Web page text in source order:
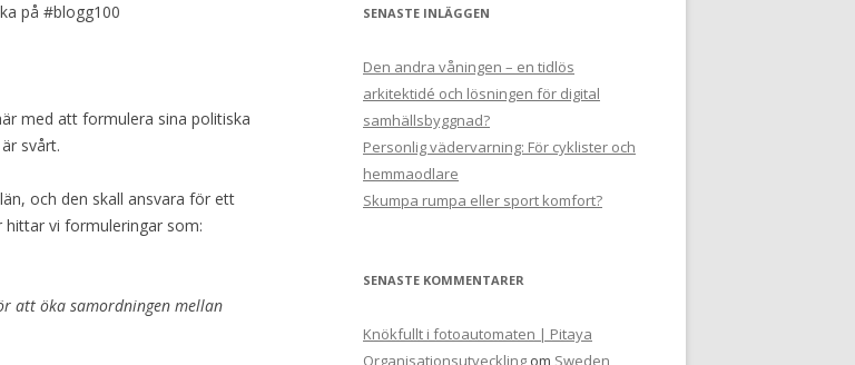
på #blogg100
med att formulera sina politiska
svårt.
och den skall ansvara för ett
hittar vi formuleringar som:
att öka samordningen mellan
SENASTE INLÄGGEN
Den andra våningen – en tidlös
arkitektidé och lösningen för digital
samhällsbyggnad?
Personlig vädervarning: För cyklister och
hemmaodlare
Skumpa rumpa eller sport komfort?
SENASTE KOMMENTARER
Knökfullt i fotoautomaten | Pitaya
Organisationsutveckling om Sweden